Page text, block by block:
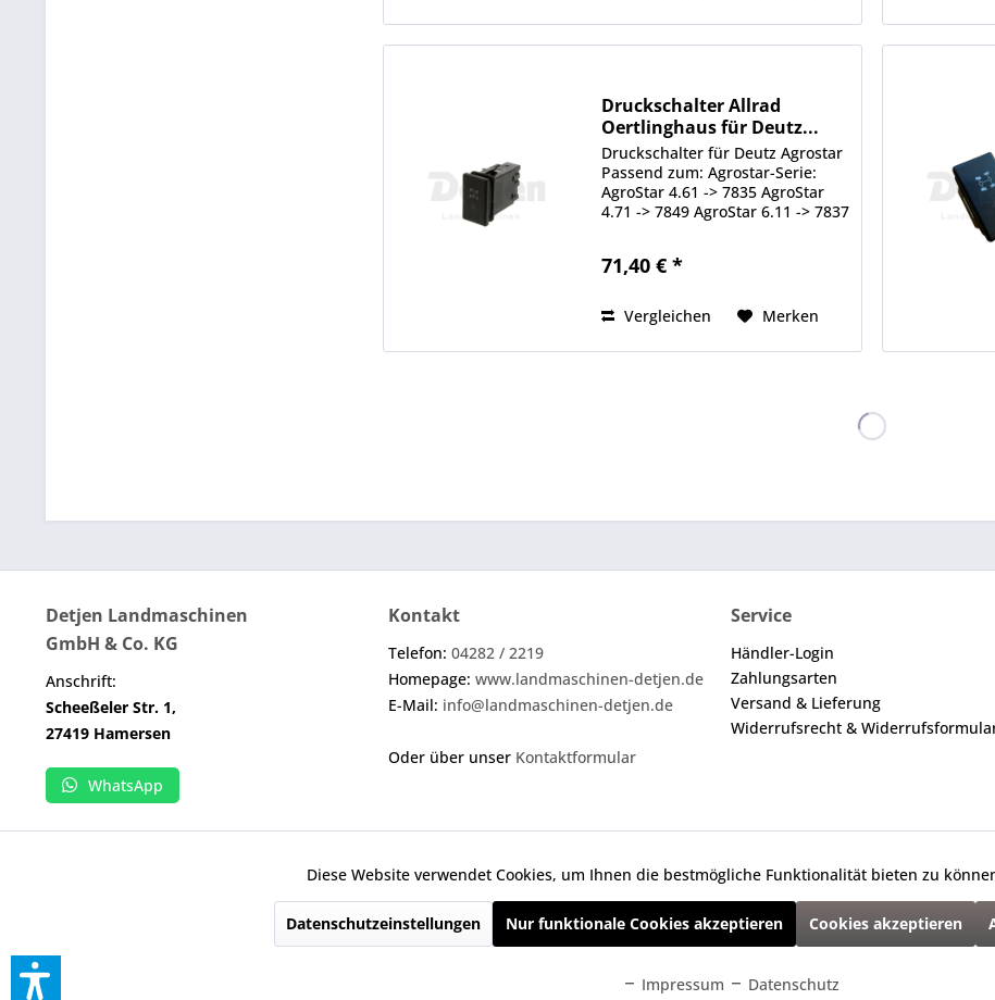
Druckschalter Allrad
Oertlinghaus für Deutz...
Druckschalter für Deutz Agrostar
Passend zum: Agrostar-Serie:
AgroStar 4.61 -> 7835 AgroStar
4.71 -> 7849 AgroStar 6.11 -> 7837
AgroStar Freisicht-Serie:
71,40 € *
Vergleichen Merken
Detjen Landmaschinen
GmbH & Co. KG
Anschrift:
Scheeßeler Str. 1,
27419 Hamersen
WhatsApp
Kontakt
Telefon: 04282 / 2219
Homepage: www.landmaschinen-detjen.de
E-Mail: info@landmaschinen-detjen.de
Oder über unser Kontaktformular
Service
Händler-Login
Zahlungsarten
Versand & Lieferung
Widerrufsrecht &
Alle Rechte vorbehalten | Programmierung, Anpassung & Umsetzung
Diese Website verwendet Cookies, um Ihnen die bestmögliche Funktionalität bieten zu
Datenschutzeinstellungen Nur funktionale Cookies akzeptieren Cookies akzeptieren
Impressum Datenschutz